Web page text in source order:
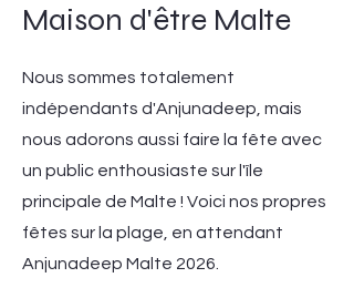
Maison d'être Malte
Nous sommes totalement
indépendants d'Anjunadeep, mais
nous adorons aussi faire la fête avec
un public enthousiaste sur l'île
principale de Malte ! Voici nos propres
fêtes sur la plage, en attendant
Anjunadeep Malte 2026.